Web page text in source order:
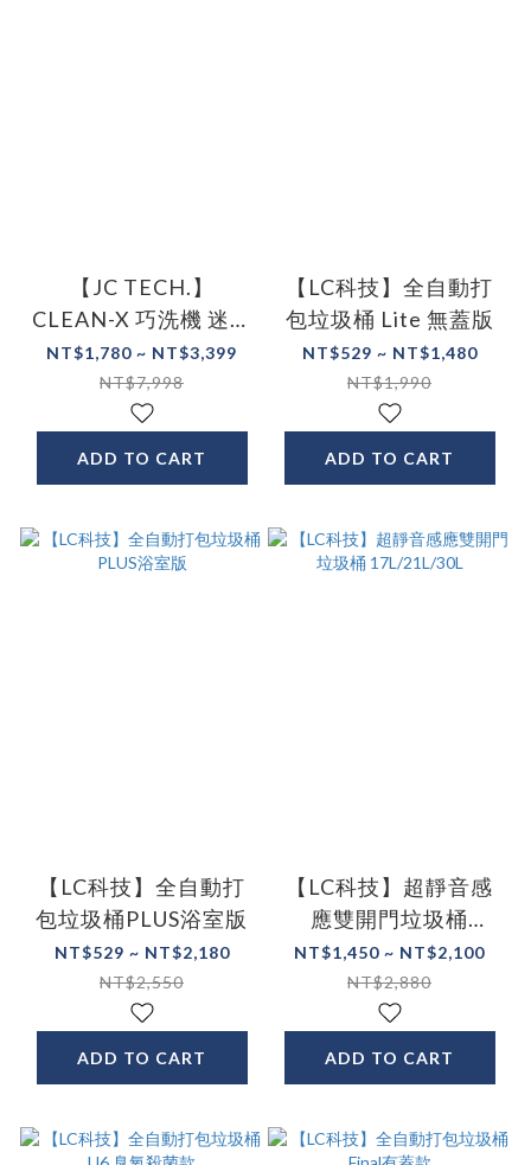
【JC TECH.】
CLEAN-X 巧洗機 迷你
便攜洗衣機
NT$1,780 ~ NT$3,399
NT$7,998
ADD TO CART
【LC科技】全自動打
包垃圾桶 Lite 無蓋版
NT$529 ~ NT$1,480
NT$1,990
ADD TO CART
【LC科技】全自動打
包垃圾桶PLUS浴室版
NT$529 ~ NT$2,180
NT$2,550
ADD TO CART
【LC科技】超靜音感
應雙開門垃圾桶
17L/21L/30L
NT$1,450 ~ NT$2,100
NT$2,880
ADD TO CART